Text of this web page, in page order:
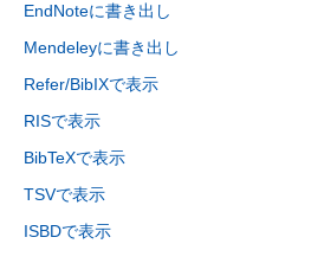
EndNoteに書き出し
Mendeleyに書き出し
Refer/BibIXで表示
RISで表示
BibTeXで表示
TSVで表示
ISBDで表示